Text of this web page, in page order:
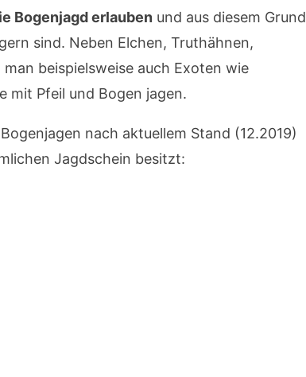
Bogenjagd erlauben und aus diesem Grund
sind. Neben Elchen, Truthähnen,
beispielsweise auch Exoten wie
mit Pfeil und Bogen jagen.
nach aktuellem Stand (12.2019)
Jagdschein besitzt: